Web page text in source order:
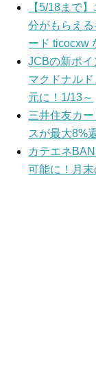
【5/18まで
分がもらえ
ード ticocxw
JCBの新ポ
マクドナル
元に！1/13～
三井住友カ
スが最大8%
カテエネ
可能に！月